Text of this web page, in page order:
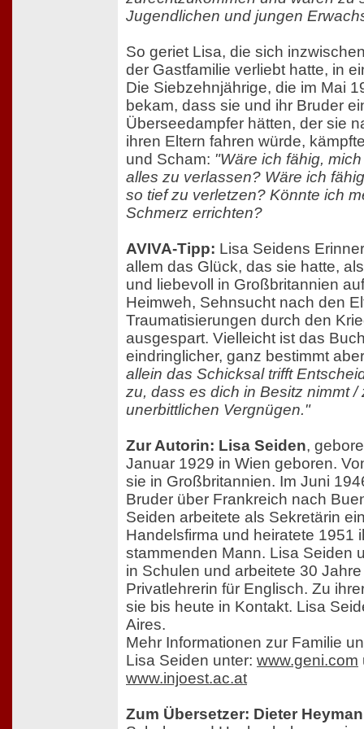
Jugendlichen und jungen
So geriet Lisa, die sich
der Gastfamilie verliebt hatte, in
Die Siebzehnjährige, die im Mai
bekam, dass sie und ihr Bruder
Überseedampfer hätten, der sie
ihren Eltern fahren würde,
und Scham: "Wäre ich fähig,
alles zu verlassen? Wäre ich
so tief zu verletzen? Könnte ich
Schmerz errichten?
AVIVA-Tipp: Lisa Seidens
allem das Glück, das sie hatte,
und liebevoll in Großbritannien
Heimweh, Sehnsucht nach den
Traumatisierungen durch den
ausgespart. Vielleicht ist das
eindringlicher, ganz bestimmt
allein das Schicksal trifft
zu, dass es dich in Besitz nimmt /
unerbittlichen Vergnügen."
Zur Autorin: Lisa Seiden,
Januar 1929 in Wien geboren.
sie in Großbritannien. Im Juni
Bruder über Frankreich nach
Seiden arbeitete als Sekretärin
Handelsfirma und heiratete 1951
stammenden Mann. Lisa Seiden
in Schulen und arbeitete 30
Privatlehrerin für Englisch. Zu
sie bis heute in Kontakt. Lisa
Aires.
Mehr Informationen zur Familie
Lisa Seiden unter: www.geni.com
www.injoest.ac.at
Zum Übersetzer: Dieter